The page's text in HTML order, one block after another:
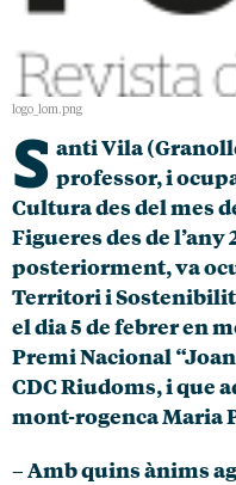
logo_lom.png
S anti Vila
professor, i
Cultura des del mes
Figueres des de l’any
posteriorment, va
Territori i
el dia 5 de febrer en
Premi Nacional
CDC Riudoms, i que
mont-rogenca Maria
– Amb quins ànims